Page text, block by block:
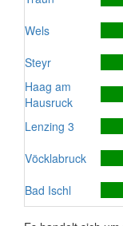
Wels
Steyr
Haag am
Hausruck
Lenzing 3
Vöcklabruck
Bad Ischl